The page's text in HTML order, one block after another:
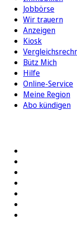
Jobbörse
Wir trauern
Anzeigen
Kiosk
Bütz Mich
Hilfe
Online-Service
Meine Region
Abo kündigen